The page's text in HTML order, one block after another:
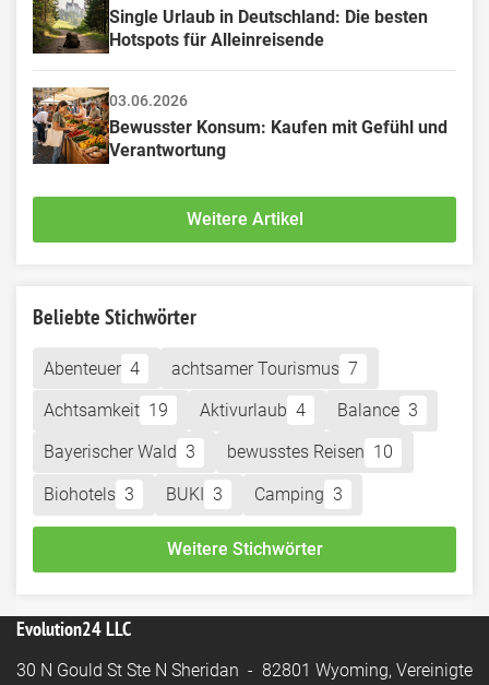
Single Urlaub in Deutschland: Die besten
Hotspots für Alleinreisende
03.06.2026
Bewusster Konsum: Kaufen mit Gefühl und
Verantwortung
Weitere Artikel
Beliebte Stichwörter
Abenteuer 4 achtsamer Tourismus 7
Achtsamkeit 19 Aktivurlaub 4 Balance 3
Bayerischer Wald 3 bewusstes Reisen 10
Biohotels 3 BUKI 3 Camping 3
Weitere Stichwörter
Evolution24 LLC
30 N Gould St Ste N Sheridan - 82801 Wyoming, Vereinigte